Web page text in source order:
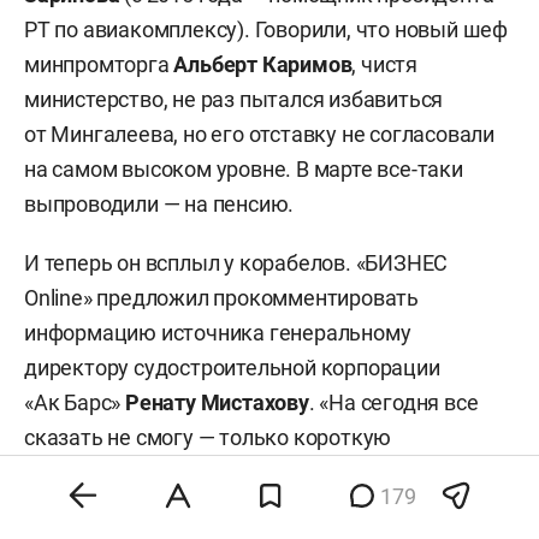
РТ по авиакомплексу). Говорили, что новый шеф
минпромторгаАльберт Каримов, чистя
министерство, не раз пытался избавиться
от Мингалеева, но его отставку не согласовали
на самом высоком уровне. В марте все-таки
выпроводили — на пенсию.
И теперь он всплыл у корабелов. «БИЗНЕС
Online» предложил прокомментировать
информацию источника генеральному
директору судостроительной корпорации
«Ак Барс» Ренату Мистахову. «На сегодня все
сказать не смогу — только короткую
Равильевич с марта 2020 года работает
179